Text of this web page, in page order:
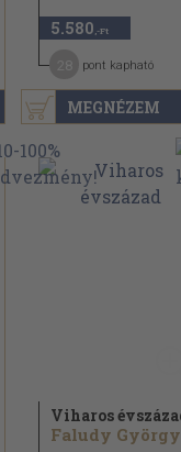
MEGNÉZEM
5.580 ,-Ft
pont kapható
Viharos
Faludy György